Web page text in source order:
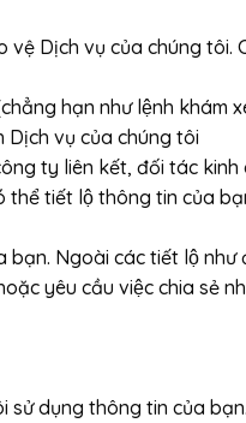
Dịch vụ của chúng
hạn như lệnh khám
Dịch vụ của chúng tôi
ty liên kết, đối tác
tiết lộ thông tin của
Ngoài các tiết lộ
yêu cầu việc chia sẻ
sử dụng thông tin của